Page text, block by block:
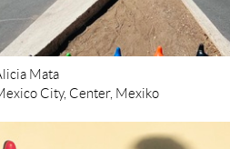
Mata
City, Center, Mexiko